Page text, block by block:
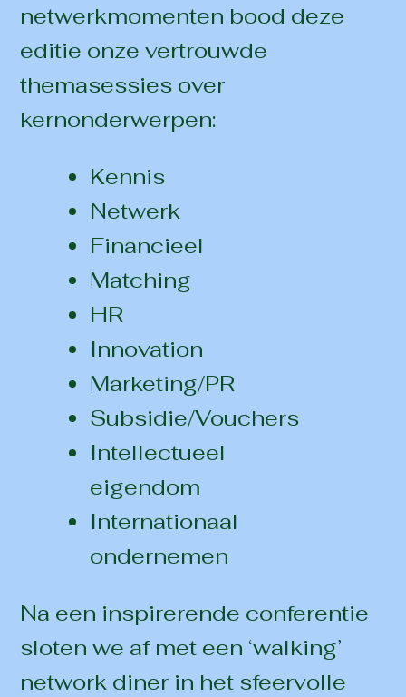
netwerkmomenten bood deze
editie onze vertrouwde
themasessies over
kernonderwerpen:
Kennis
Netwerk
Financieel
Matching
HR
Innovation
Marketing/PR
Subsidie/Vouchers
Intellectueel
eigendom
Internationaal
ondernemen
Na een inspirerende conferentie
sloten we af met een ‘walking’
network diner in het sfeervolle